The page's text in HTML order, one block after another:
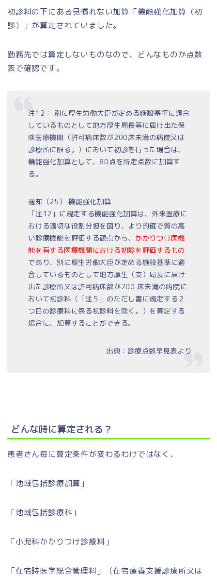
初診料の下にある見慣れない加算「機能強化加算（初
診）」が算定されていました。
勤務先では算定しないものなので、どんなものか点数
表で確認です。
注12： 別に厚生労働大臣が定める施設基準に適合
しているものとして地方厚生局長等に届け出た保
険医療機関（許可病床数が200床未満の病院又は
診療所に限る。）において初診を行った場合は、
機能強化加算として、80点を所定点数に加算す
る。
通知（25） 機能強化加算
「注12」に規定する機能強化加算は、外来医療に
おける適切な役割分担を図り、より的確で質の高
い診療機能を評価する観点から、 かかりつけ医機
能を有する医療機関における初診を評価するもの
であり、別に厚生労働大臣が定める施設基準に適
合しているものとして地方厚生（支）局長に届け
出た診療所又は許可病床数が200 床未満の病院に
おいて初診料（「注５」のただし書に規定する２
つ目の診療科に係る初診料を除く。）を算定する
場合に、加算することができる。
出典：診療点数早見表より
どんな時に算定される？
患者さん毎に算定条件が変わるわけではなく、
「地域包括診療加算」
「地域包括診療科」
「小児科かかりつけ診療料」
「在宅時医学総合管理料」（在宅療養支援診療所又は